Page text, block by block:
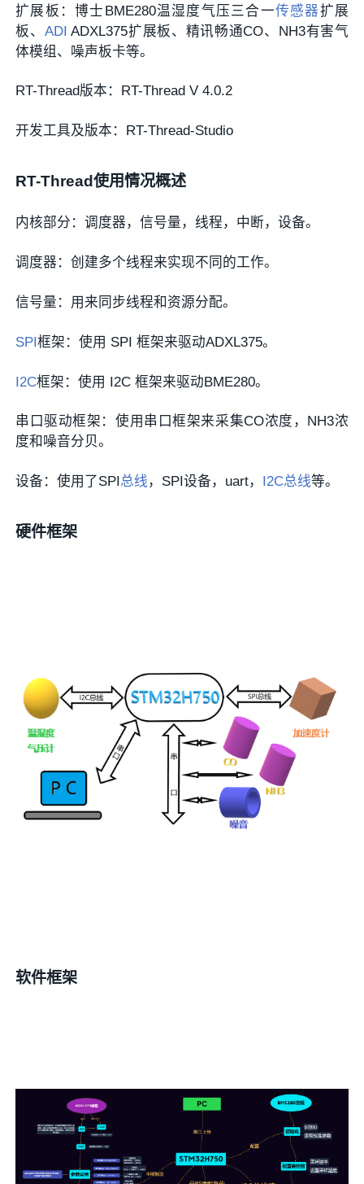
扩展板：博士BME280温湿度气压三合一传感器扩展
板、 ADI ADXL375扩展板、精讯畅通CO、NH3有害气
体模组、噪声板卡等。
RT-Thread版本：RT-Thread V 4.0.2
开发工具及版本：RT-Thread-Studio
RT-Thread使用情况概述
内核部分：调度器，信号量，线程，中断，设备。
调度器：创建多个线程来实现不同的工作。
信号量：用来同步线程和资源分配。
SPI框架：使用 SPI 框架来驱动ADXL375。
I2C框架：使用 I2C 框架来驱动BME280。
串口驱动框架：使用串口框架来采集CO浓度，NH3浓
度和噪音分贝。
设备：使用了SPI 总线 ，SPI设备，uart， I2C总线等。
硬件框架
软件框架